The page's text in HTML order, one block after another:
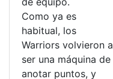
Como ya es
habitual, los
Warriors volvieron a
ser una máquina de
anotar puntos, y